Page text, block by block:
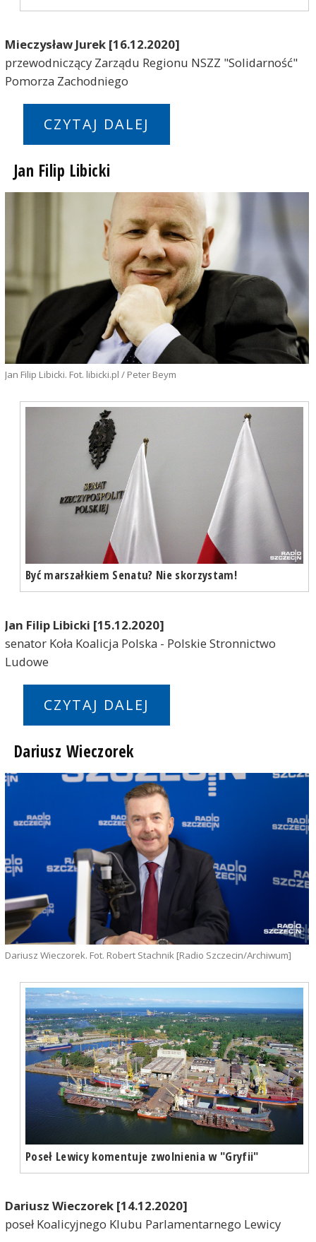
Mieczysław Jurek [16.12.2020]
przewodniczący Zarządu Regionu NSZZ "Solidarność"
Pomorza Zachodniego
CZYTAJ DALEJ
Jan Filip Libicki
Jan Filip Libicki. Fot. libicki.pl / Peter Beym
Być marszałkiem Senatu? Nie skorzystam!
Jan Filip Libicki [15.12.2020]
senator Koła Koalicja Polska - Polskie Stronnictwo
Ludowe
CZYTAJ DALEJ
Dariusz Wieczorek
Dariusz Wieczorek. Fot. Robert Stachnik [Radio Szczecin/Archiwum]
Poseł Lewicy komentuje zwolnienia w "Gryfii"
Dariusz Wieczorek [14.12.2020]
poseł Koalicyjnego Klubu Parlamentarnego Lewicy